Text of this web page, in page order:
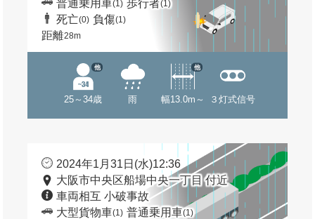
普通乗用車(1) 歩行者(1)
死亡(0) 負傷(1)
距離28m
25～34歳
他
雨 幅13.0m～
他
３灯式信号
2024年1月31日(水)12:36
大阪市中央区船場中央一丁目 付近
車両相互 小破事故
大型貨物車(1) 普通乗用車(1)